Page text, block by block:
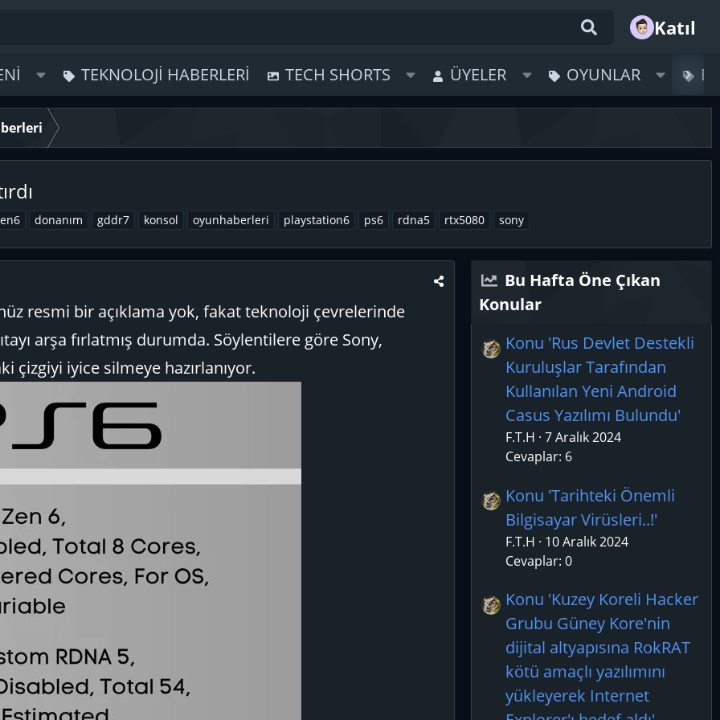
Katıl
TEKNOLOJI HABERLERI TECH SHORTS ÜYELER OYUNLAR
donanım gddr7 konsol oyunhaberleri playstation6 ps6 rdna5 rtx5080 sony
resmi bir açıklama yok, fakat teknoloji çevrelerinde
arşa fırlatmış durumda. Söylentilere göre Sony,
çizgiyi iyice silmeye hazırlanıyor.
Bu Hafta Öne Çıkan
Konular
Konu 'Rus Devlet Destekli
Kuruluşlar Tarafından
Kullanılan Yeni Android
Casus Yazılımı Bulundu'
F.T.H 7 Aralık 2024
Cevaplar: 6
Konu 'Tarihteki Önemli
Bilgisayar Virüsleri..!'
F.T.H
10 Aralık 2024
Cevaplar: 0
Konu 'Kuzey Koreli Hacker
Grubu Güney Kore'nin
dijital altyapısına RokRAT
kötü amaçlı yazılımını
yükleyerek Internet